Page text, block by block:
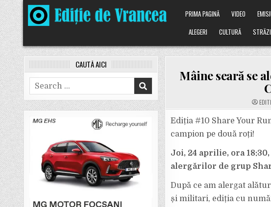
Skip
to
content
PRIMA PAGINĂ VIDEO
ALEGERI
CULTURĂ STRĂZI
Mâine seară se
Ediția #10 Share Your
campion pe două roți!
Joi, 24 aprilie, ora
alergărilor de grup
După ce am alergat
și militari, ediția cu
CAUTĂ AICI
Search
for: